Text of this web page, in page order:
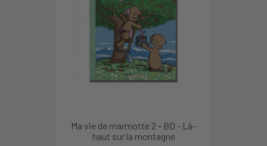
Ma vie de marmotte 2 - BD - Là-
haut sur la montagne